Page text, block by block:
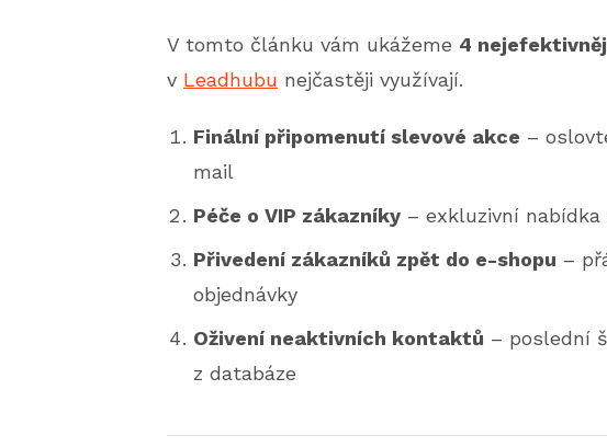
V tomto článku vám ukážeme 4
v Leadhubu nejčastěji využívají.
Finální připomenutí slevové akce –
mail
Péče o VIP zákazníky – exkluzivní
Přivedení zákazníků zpět do e-shopu –
objednávky
Oživení neaktivních kontaktů – poslední
z databáze